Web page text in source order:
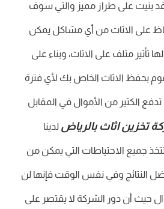
قد بنيت على طراز مميز والتي سوف
على الاثاث من أي مشاكل يمكن
تأثير متلف على الاثاث، وبناء على
بحفظ الاثاث الخاص بك لأي فترة
الكثير من الأموال في المقابل
تخزين اثاث بالرياض لدينا
جميع الاحتياطات التي يمكن من
النتائج وفي نفس الوقت فإنها لن
حيث أن دور الشركة لا يقتصر على